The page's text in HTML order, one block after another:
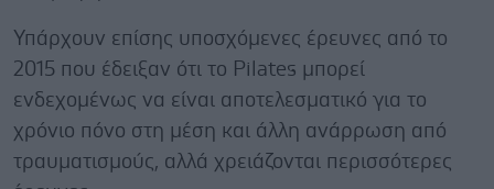
Υπάρχουν επίσης υποσχόμενες έρευνες από το
2015 που έδειξαν ότι το Pilates μπορεί
ενδεχομένως να είναι αποτελεσματικό για το
χρόνιο πόνο στη μέση και άλλη ανάρρωση από
τραυματισμούς, αλλά χρειάζονται περισσότερες